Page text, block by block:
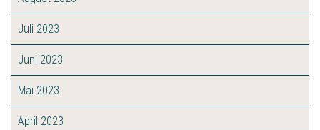
Juli 2023
Juni 2023
Mai 2023
April 2023